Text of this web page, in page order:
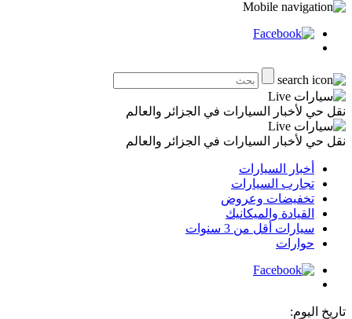
نقل حي لأخبار السيارات في الجزائر والعالم
نقل حي لأخبار السيارات في الجزائر والعالم
أخبار السيارات
تجارب السيارات
تخفيضات وعروض
القيادة والميكانيك
سيارات أقل من 3 سنوات
حوارات
تاريخ اليوم: